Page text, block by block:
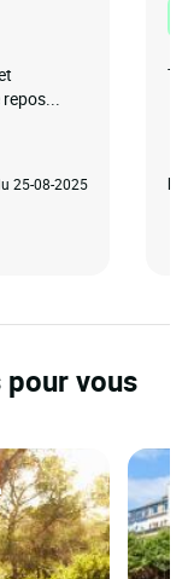
25-08-2025
pour vous